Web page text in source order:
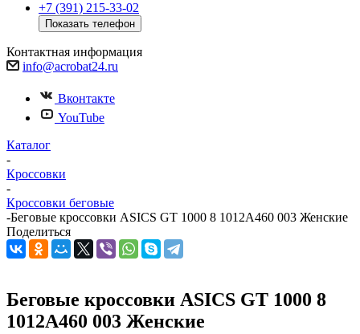
+7 (391) 215-33-02
Показать телефон
Контактная информация
info@acrobat24.ru
Вконтакте
YouTube
Каталог
-
Кроссовки
-
Кроссовки беговые
-Беговые кроссовки ASICS GT 1000 8 1012A460 003 Женские
Поделиться
Беговые кроссовки ASICS GT 1000 8
1012A460 003 Женские